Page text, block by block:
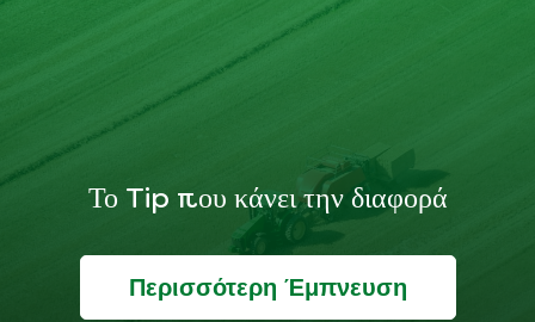
Το Tip που κάνει την διαφορά
Περισσότερη Έμπνευση